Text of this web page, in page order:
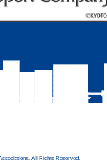
All Rights Reserved.